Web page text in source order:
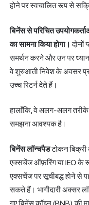
होने पर स्वचालित रूप से
बिनेंस से परिचित
का सामना किया होगा। दोनों
समर्थन करने और उन पर
वे शुरुआती निवेश के अवसर
उच्च रिटर्न देते हैं।
हालाँकि, वे अलग-अलग
समझना आवश्यक है।
बिनेंस लॉन्चपैडटोकन बिक्री
एक्सचेंज ऑफ़रिंग या IEOके
एक्सचेंज पर सूचीबद्ध होने से
सकते हैं। भागीदारी अक्सर